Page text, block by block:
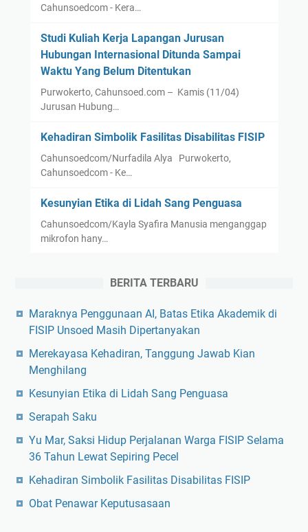
Cahunsoedcom - Kera…
Studi Kuliah Kerja Lapangan Jurusan
Hubungan Internasional Ditunda Sampai
Waktu Yang Belum Ditentukan
Purwokerto, Cahunsoed.com – Kamis (11/04)
Jurusan Hubung…
Kehadiran Simbolik Fasilitas Disabilitas FISIP
Cahunsoedcom/Nurfadila Alya Purwokerto,
Cahunsoedcom - Ke…
Kesunyian Etika di Lidah Sang Penguasa
Cahunsoedcom/Kayla Syafira Manusia menganggap
mikrofon hany…
BERITA TERBARU
Maraknya Penggunaan AI, Batas Etika Akademik di
FISIP Unsoed Masih Dipertanyakan
Merekayasa Kehadiran, Tanggung Jawab Kian
Menghilang
Kesunyian Etika di Lidah Sang Penguasa
Serapah Saku
Yu Mar, Saksi Hidup Perjalanan Warga FISIP Selama
36 Tahun Lewat Sepiring Pecel
Kehadiran Simbolik Fasilitas Disabilitas FISIP
Obat Penawar Keputusasaan